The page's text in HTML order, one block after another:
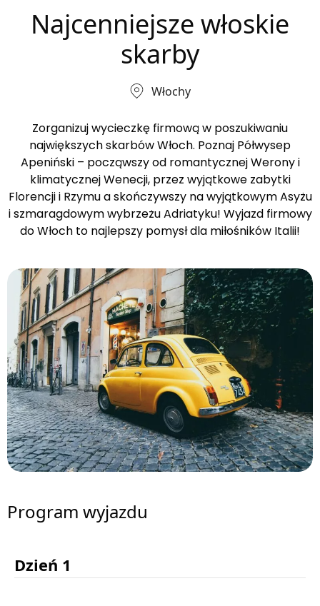
Najcenniejsze włoskie
skarby
Włochy
Zorganizuj wycieczkę firmową w poszukiwaniu
największych skarbów Włoch. Poznaj Półwysep
Apeniński – począwszy od romantycznej Werony i
klimatycznej Wenecji, przez wyjątkowe zabytki
Florencji i Rzymu a skończywszy na wyjątkowym Asyżu
i szmaragdowym wybrzeżu Adriatyku! Wyjazd firmowy
do Włoch to najlepszy pomysł dla miłośników Italii!
Program wyjazdu
Dzień 1